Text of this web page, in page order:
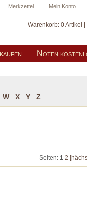
Mein Konto
Merkzettel
Warenkorb: 0 Artikel |
Noten
W X Y Z
Seiten: 1 2